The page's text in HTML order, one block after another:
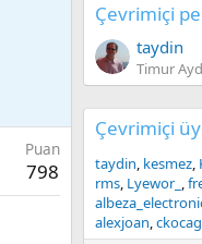
Puan
798
Çevrimiçi
taydin
Timur
Çevrimiçi
taydin kesmez
rms Lyewor_
alexjoan